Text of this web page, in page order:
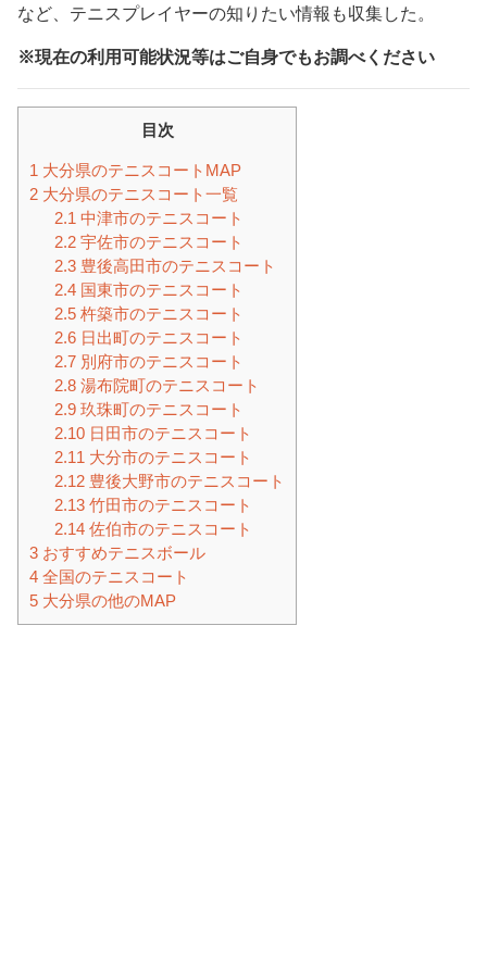
など、テニスプレイヤーの知りたい情報も収集した。
※現在の利用可能状況等はご自身でもお調べください
目次
1 大分県のテニスコートMAP
2 大分県のテニスコート一覧
2.1 中津市のテニスコート
2.2宇佐市のテニスコート
2.3豊後高田市のテニスコート
2.4国東市のテニスコート
2.5杵築市のテニスコート
2.6日出町のテニスコート
2.7別府市のテニスコート
2.8湯布院町のテニスコート
2.9玖珠町のテニスコート
2.10日田市のテニスコート
2.11 大分市のテニスコート
2.12豊後大野市のテニスコート
2.13竹田市のテニスコート
2.14佐伯市のテニスコート
3 おすすめテニスボール
4 全国のテニスコート
5 大分県の他のMAP